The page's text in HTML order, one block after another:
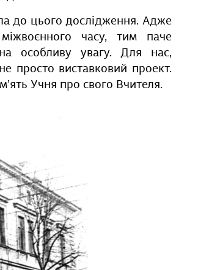
до цього дослідження. Адже
часу, тим паче
особливу увагу. Для нас,
просто виставковий проект.
Учня про свого Вчителя.